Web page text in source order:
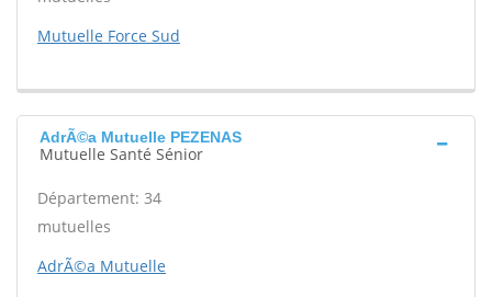
Mutuelle Force Sud
AdrÃ©a Mutuelle PEZENAS
Mutuelle Santé Sénior
Département: 34
mutuelles
AdrÃ©a Mutuelle